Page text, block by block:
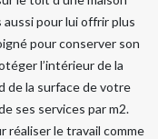
pour lui offrir plus
pour conserver son
l’intérieur de la
de la surface de votre
ses services par m2.
réaliser le travail comme